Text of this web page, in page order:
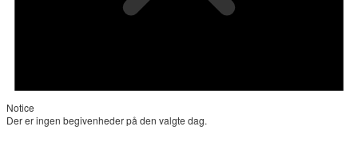
Notice
Der er ingen begivenheder på den valgte dag.